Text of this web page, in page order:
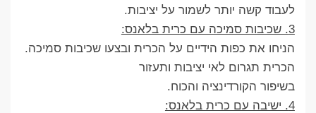
לעבוד קשה יותר לשמור על יציבות.
3. שכיבות סמיכה עם כרית בלאנס:
הניחו את כפות הידיים על הכרית ובצעו שכיבות סמיכה.
הכרית תגרום לאי יציבות ותעזור
בשיפור הקורדינציה והכוח.
4. ישיבה עם כרית בלאנס: